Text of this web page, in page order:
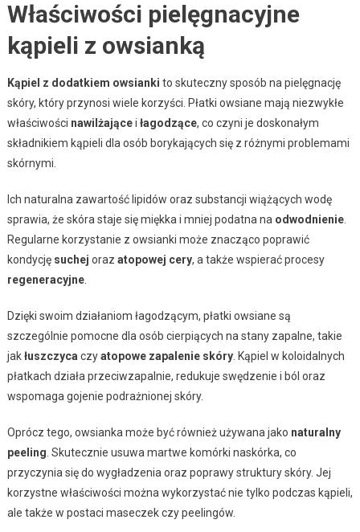
Właściwości pielęgnacyjne
kąpieli z owsianką
Kąpiel z dodatkiem owsianki to skuteczny sposób na pielęgnację
skóry, który przynosi wiele korzyści. Płatki owsiane mają niezwykłe
właściwości nawilżającei łagodzące, co czyni je doskonałym
składnikiem kąpieli dla osób borykających się z różnymi problemami
skórnymi.
Ich naturalna zawartość lipidów oraz substancji wiążących wodę
sprawia, że skóra staje się miękka i mniej podatna na odwodnienie.
Regularne korzystanie z owsianki może znacząco poprawić
kondycję suchej oraz atopowej cery, a także wspierać procesy
regeneracyjne.
Dzięki swoim działaniom łagodzącym, płatki owsiane są
szczególnie pomocne dla osób cierpiących na stany zapalne, takie
jakłuszczyca czyatopowe zapalenie skóry. Kąpiel w koloidalnych
płatkach działa przeciwzapalnie, redukuje swędzenie i ból oraz
wspomaga gojenie podrażnionej skóry.
Oprócz tego, owsianka może być również używana jako naturalny
peeling . Skutecznie usuwa martwe komórki naskórka, co
przyczynia się do wygładzenia oraz poprawy struktury skóry. Jej
korzystne właściwości można wykorzystać nie tylko podczas kąpieli,
ale także w postaci maseczek czy peelingów.